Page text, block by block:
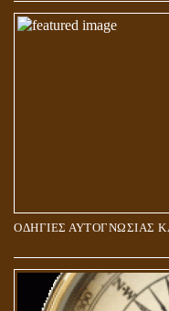
ΟΔΗΓΙΕΣ ΑΥΤΟΓΝΩΣΙΑΣ
ΠΟΙΟΙ ΕΠΙΛΕΓΟΥΝ ΤΟΝ
5Η ΔΙΑΣΤΑΣΗ ΚΑΙ
ΚΑΤΑΣΤΑΣΕΙΣ